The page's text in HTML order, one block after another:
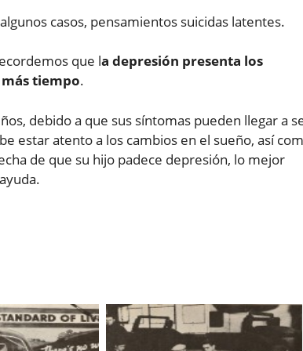
casos, pensamientos suicidas latentes.
que la depresión presenta los
tiempo.
debido a que sus síntomas pueden llegar a
estar atento a los cambios en el sueño, así
de que su hijo padece depresión, lo mejor